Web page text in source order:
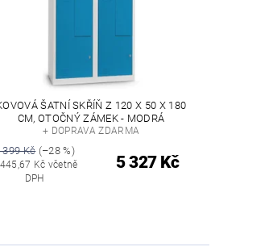
ŠATNÍ SKŘÍŇ Z 120 X 50 X 180
CM, OTOČNÝ ZÁMEK - MODRÁ
+ DOPRAVA ZDARMA
399 Kč(–28 %)
Kč včetně
DPH
5 327 Kč